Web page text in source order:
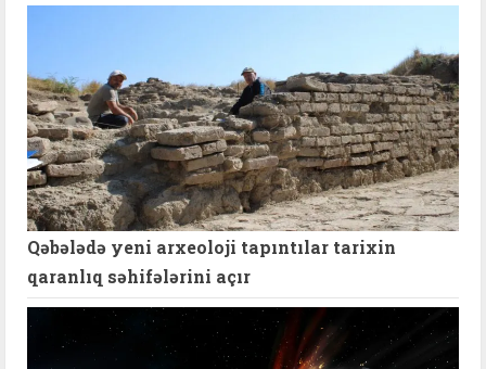
Qəbələdə yeni arxeoloji tapıntılar tarixin
qaranlıq səhifələrini açır